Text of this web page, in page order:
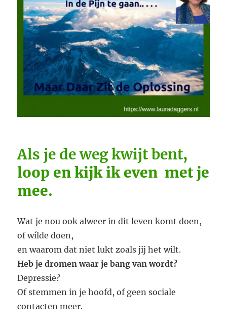
Als je de weg kwijt bent,
loop en kijk ik even met je
mee.
Wat je nou ook alweer in dit leven komt doen,
of wílde doen,
en waarom dat niet lukt zoals jij het wilt.
Heb je dromen waar je bang van wordt?
Depressie?
Of stemmen in je hoofd, of geen sociale
contacten meer.